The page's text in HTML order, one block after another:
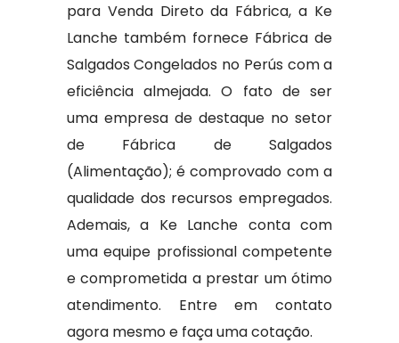
para Venda Direto da Fábrica, a Ke
Lanche também fornece Fábrica de
Salgados Congelados no Perús com a
eficiência almejada. O fato de ser
uma empresa de destaque no setor
de Fábrica de Salgados
(Alimentação); é comprovado com a
qualidade dos recursos empregados.
Ademais, a Ke Lanche conta com
uma equipe profissional competente
e comprometida a prestar um ótimo
atendimento. Entre em contato
agora mesmo e faça uma cotação.